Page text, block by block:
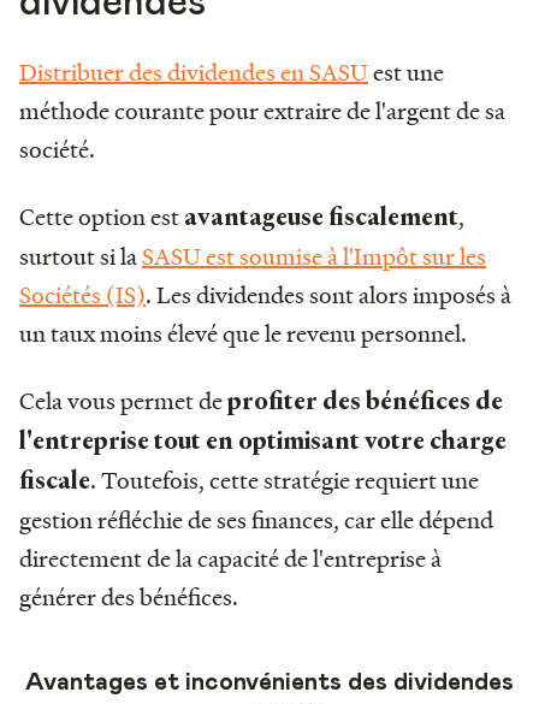
Distribuer des dividendes en SASUest une
méthode courante pour extraire de l'argent de sa
société.
Cette option est avantageuse fiscalement,
surtout si laSASU est soumise à l'Impôt sur les
Sociétés (IS). Les dividendes sont alors imposés à
un taux moins élevé que le revenu personnel.
Cela vous permet deprofiter des bénéfices de
l'entreprise tout en optimisant votre charge
fiscale. Toutefois, cette stratégie requiert une
gestion réfléchie de ses finances, car elle dépend
directement de la capacité de l'entreprise à
générer des bénéfices.
Avantages et inconvénients des dividendes